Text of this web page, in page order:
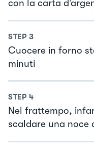
con la carta
STEP 3
Cuocere in forno
minuti
STEP 4
Nel frattempo,
scaldare una noce